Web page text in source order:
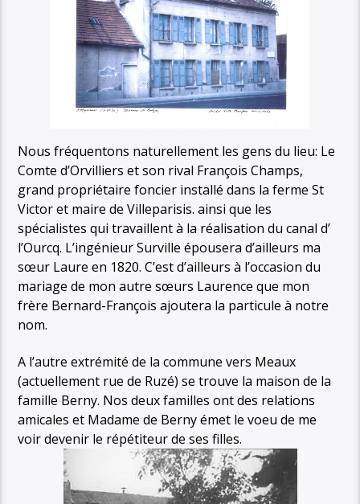
Nous fréquentons naturellement les gens du lieu: Le
Comte d’Orvilliers et son rival François Champs,
grand propriétaire foncier installé dans la ferme St
Victor et maire de Villeparisis. ainsi que les
spécialistes qui travaillent à la réalisation du canal d’
l’Ourcq. L’ingénieur Surville épousera d’ailleurs ma
sœur Laure en 1820. C’est d’ailleurs à l’occasion du
mariage de mon autre sœurs Laurence que mon
frère Bernard-François ajoutera la particule à notre
nom.
A l’autre extrémité de la commune vers Meaux
(actuellement rue de Ruzé) se trouve la maison de la
famille Berny. Nos deux familles ont des relations
amicales et Madame de Berny émet le voeu de me
voir devenir le répétiteur de ses filles.